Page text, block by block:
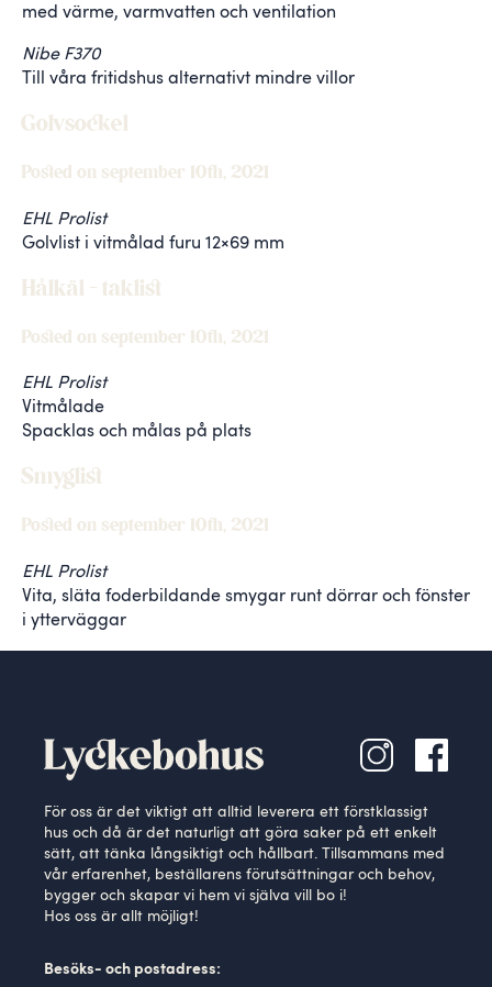
med värme, varmvatten och ventilation
Nibe F370
Till våra fritidshus alternativt mindre villor
Golvsockel
Posted on september 10th, 2021
EHL Prolist
Golvlist i vitmålad furu 12×69 mm
Hålkäl – taklist
Posted on september 10th, 2021
EHL Prolist
Vitmålade
Spacklas och målas på plats
Smyglist
Posted on september 10th, 2021
EHL Prolist
Vita, släta foderbildande smygar runt dörrar och fönster
i ytterväggar
För oss är det viktigt att alltid leverera ett förstklassigt
hus och då är det naturligt att göra saker på ett enkelt
sätt, att tänka långsiktigt och hållbart. Tillsammans med
vår erfarenhet, beställarens förutsättningar och behov,
bygger och skapar vi hem vi själva vill bo i!
Hos oss är allt möjligt!
Besöks- och postadress: